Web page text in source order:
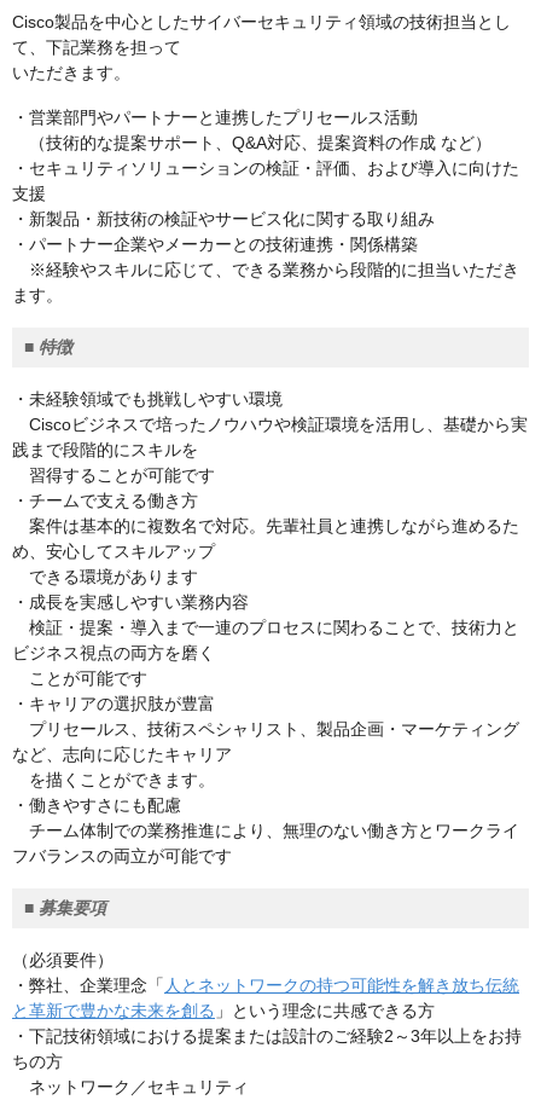
Cisco製品を中心としたサイバーセキュリティ領域の技術担当とし
て、下記業務を担って
いただきます。
・営業部門やパートナーと連携したプリセールス活動
（技術的な提案サポート、Q&A対応、提案資料の作成 など）
・セキュリティソリューションの検証・評価、および導入に向けた
支援
・新製品・新技術の検証やサービス化に関する取り組み
・パートナー企業やメーカーとの技術連携・関係構築
※経験やスキルに応じて、できる業務から段階的に担当いただき
ます。
■ 特徴
・未経験領域でも挑戦しやすい環境
Ciscoビジネスで培ったノウハウや検証環境を活用し、基礎から実
践まで段階的にスキルを
習得することが可能です
・チームで支える働き方
案件は基本的に複数名で対応。先輩社員と連携しながら進めるた
め、安心してスキルアップ
できる環境があります
・成長を実感しやすい業務内容
検証・提案・導入まで一連のプロセスに関わることで、技術力と
ビジネス視点の両方を磨く
ことが可能です
・キャリアの選択肢が豊富
プリセールス、技術スペシャリスト、製品企画・マーケティング
など、志向に応じたキャリア
を描くことができます。
・働きやすさにも配慮
チーム体制での業務推進により、無理のない働き方とワークライ
フバランスの両立が可能です
■ 募集要項
（必須要件）
・弊社、企業理念「 人とネットワークの持つ可能性を解き放ち伝統
と革新で豊かな未来を創る 」という理念に共感できる方
・下記技術領域における提案または設計のご経験2～3年以上をお持
ちの方
ネットワーク／セキュリティ